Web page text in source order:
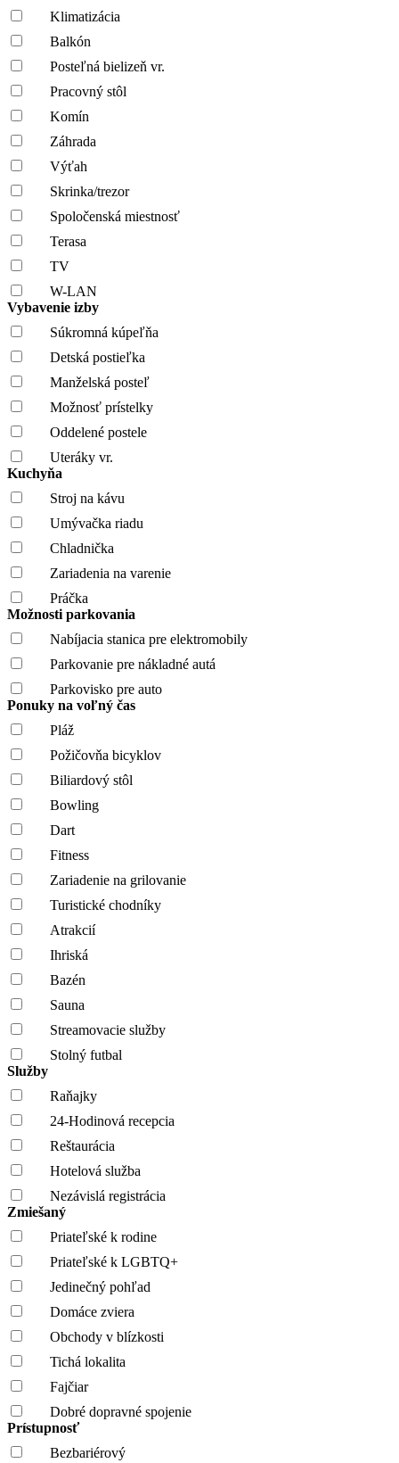
Klimatizácia
Balkón
Posteľná bielizeň vr.
Pracovný stôl
Komín
Záhrada
Výťah
Skrinka/trezor
Spoločenská miestnosť
Terasa
TV
W-LAN
Vybavenie izby
Súkromná kúpeľňa
Detská postieľka
Manželská posteľ
Možnosť prístelky
Oddelené postele
Uteráky vr.
Kuchyňa
Stroj na kávu
Umývačka riadu
Chladnička
Zariadenia na varenie
Práčka
Možnosti parkovania
Nabíjacia stanica pre elektromobily
Parkovanie pre nákladné autá
Parkovisko pre auto
Ponuky na voľný čas
Pláž
Požičovňa bicyklov
Biliardový stôl
Bowling
Dart
Fitness
Zariadenie na grilovanie
Turistické chodníky
Atrakcií
Ihriská
Bazén
Sauna
Streamovacie služby
Stolný futbal
Služby
Raňajky
24-Hodinová recepcia
Reštaurácia
Hotelová služba
Nezávislá registrácia
Zmiešaný
Priateľské k rodine
Priateľské k LGBTQ+
Jedinečný pohľad
Domáce zviera
Obchody v blízkosti
Tichá lokalita
Fajčiar
Dobré dopravné spojenie
Prístupnosť
Bezbariérový